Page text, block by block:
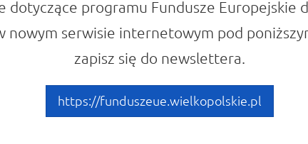
Europejskie dla Wielkopolski 2021-2027 Harmonogram naborów wniosków
wniosków
dotyczące programu Fundusze Europejskie
nowym serwisie internetowym pod
zapisz się do newslettera.
https://funduszeue.wielkopolskie.pl